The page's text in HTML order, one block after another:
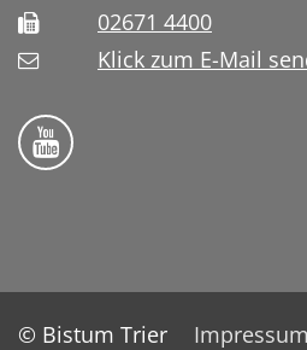
02671 4400
Klick zum E-Mail
Bistum Trier auf
© Bistum Trier
Impressum